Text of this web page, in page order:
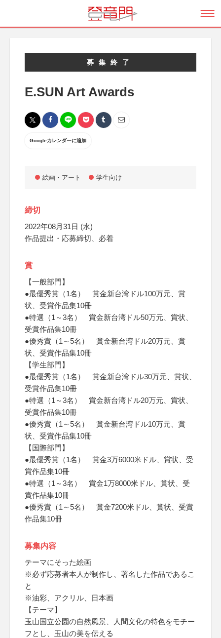
募集終了
E.SUN Art Awards
Googleカレンダーに追加
絵画・アート 学生向け
締切
2022年08月31日 (水)
作品提出・応募締切、必着
賞
【一般部門】
●最優秀賞（1名） 賞金新台湾ドル100万元、賞
状、受賞作品集10冊
●特選（1～3名） 賞金新台湾ドル50万元、賞状、
受賞作品集10冊
●優秀賞（1～5名） 賞金新台湾ドル20万元、賞
状、受賞作品集10冊
【学生部門】
●最優秀賞（1名） 賞金新台湾ドル30万元、賞状、
受賞作品集10冊
●特選（1～3名） 賞金新台湾ドル20万元、賞状、
受賞作品集10冊
●優秀賞（1～5名） 賞金新台湾ドル10万元、賞
状、受賞作品集10冊
【国際部門】
●最優秀賞（1名） 賞金3万6000米ドル、賞状、受
賞作品集10冊
●特選（1～3名） 賞金1万8000米ドル、賞状、受
賞作品集10冊
●優秀賞（1～5名） 賞金7200米ドル、賞状、受賞
作品集10冊
募集内容
テーマにそった絵画
※必ず応募者本人が制作し、署名した作品であるこ
と
※油彩、アクリル、日本画
【テーマ】
玉山国立公園の自然風景、人間文化の特色をモチー
フとし、玉山の美を伝える